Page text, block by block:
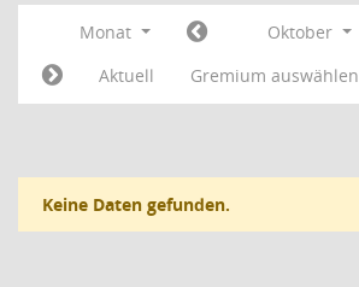
Monat Oktober
Aktuell
Gremium auswählen
Keine Daten gefunden.